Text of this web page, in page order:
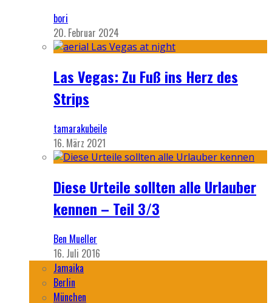
bori
20. Februar 2024
Las Vegas: Zu Fuß ins Herz des
Strips
tamarakubeile
16. März 2021
Diese Urteile sollten alle Urlauber
kennen – Teil 3/3
Ben Mueller
16. Juli 2016
Jamaika
Berlin
München